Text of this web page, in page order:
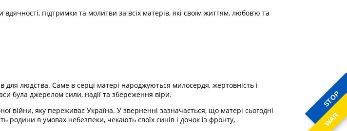
STOP
WAR
підтримки та молитви за всіх матерів, які своїм життям, любов’ю та
людства. Саме в серці матері народжуються милосердя, жертовність і
була джерелом сили, надії та збереження віри.
яку переживає Україна. У зверненні зазначається, що матері сьогодні
родини в умовах небезпеки, чекають своїх синів і дочок із фронту,